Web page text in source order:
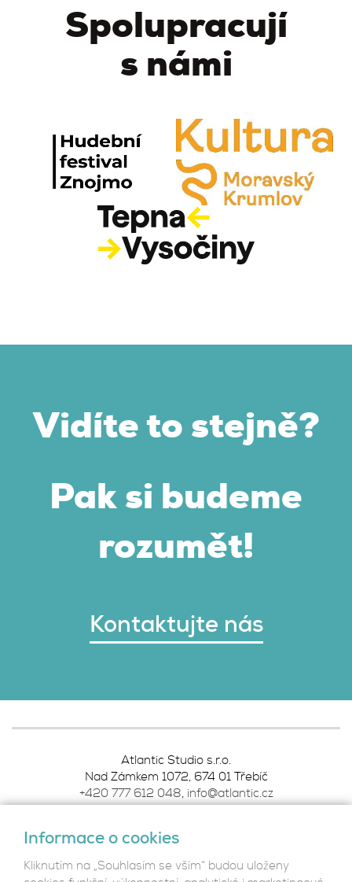
Spolupracují
s námi
Vidíte to stejně?
Pak si budeme
rozumět!
Kontaktujte nás
Atlantic Studio s.r.o.
Nad Zámkem 1072, 674 01 Třebíč
+420 777 612 048, info@atlantic.cz
Podmínky ochrany osobních údajů
Informace o cookies
Kliknutím na „Souhlasím se vším“ budou uloženy